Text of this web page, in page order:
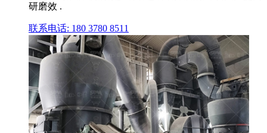
研磨效 .
联系电话: 180 3780 8511